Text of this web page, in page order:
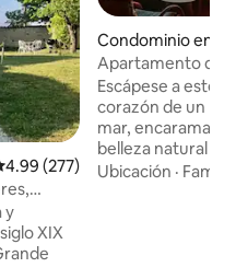
promedio: 4.99 de
4.99 (277)
y
XIX
Condominio en
ur-Gironde
Apartamento de
completas al mar
Escápese a este
corazón de un
mar, encaramado
belleza natural
por una pequeña
Ubicación ·